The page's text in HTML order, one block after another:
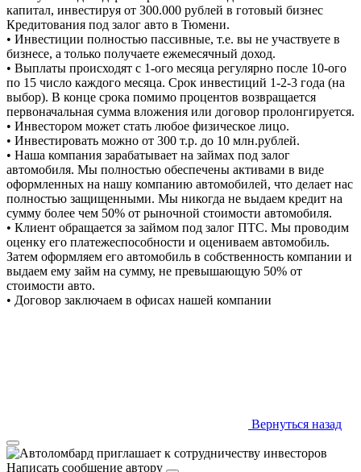
капитал, инвестируя от 300.000 рублей в готовый бизнес
Кредитования под залог авто в Тюмени.
• Инвестиции полностью пассивные, т.е. вы не участвуете в
бизнесе, а только получаете ежемесячный доход.
• Выплаты происходят с 1-ого месяца регулярно после 10-ого
по 15 число каждого месяца. Срок инвестиций 1-2-3 года (на
выбор). В конце срока помимо процентов возвращается
первоначальная сумма вложения или договор пролонгируется.
• Инвестором может стать любое физическое лицо.
• Инвестировать можно от 300 т.р. до 10 млн.рублей.
• Наша компания зарабатывает на займах под залог
автомобиля. Мы полностью обеспечены активами в виде
оформленных на нашу компанию автомобилей, что делает нас
полностью защищенными. Мы никогда не выдаем кредит на
сумму более чем 50% от рыночной стоимости автомобиля.
• Клиент обращается за займом под залог ПТС. Мы проводим
оценку его платежеспособности и оцениваем автомобиль.
Затем оформляем его автомобиль в собственность компании и
выдаем ему займ на сумму, не превышающую 50% от
стоимости авто.
• Договор заключаем в офисах нашей компании
Вернуться назад
Написать сообщение автору